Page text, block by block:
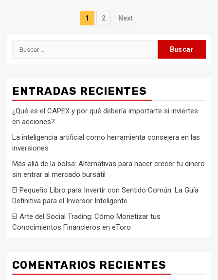
Paginación
1 2 Next
Buscar:
ENTRADAS RECIENTES
¿Qué es el CAPEX y por qué debería importarte si inviertes
en acciones?
La inteligencia artificial como herramienta consejera en las
inversiones
Más allá de la bolsa: Alternativas para hacer crecer tu dinero
sin entrar al mercado bursátil
El Pequeño Libro para Invertir con Sentido Común: La Guía
Definitiva para el Inversor Inteligente
El Arte del Social Trading: Cómo Monetizar tus
Conocimientos Financieros en eToro
COMENTARIOS RECIENTES